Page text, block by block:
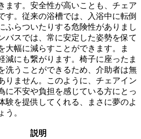
ます。 安全性が高いことも、チェア
す。従来の浴槽では、入浴中に転倒
ふらついたりする危険性がありまし
バスでは、常に安定した姿勢を保て
大幅に減らすことができます。ま
減にも繋がります。椅子に座ったま
洗うことができるため、介助者は無
りません。このように、チェアイン
に不安や負担を感じている方にとっ
験を提供してくれる
、まさに夢のよ
う。
説明